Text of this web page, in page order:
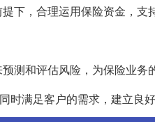
下，合理运用保险资金，支
测和评估风险，为保险业务
时满足客户的需求，建立良